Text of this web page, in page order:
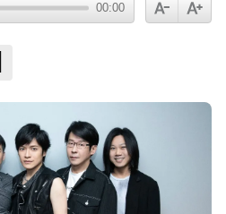
00:00